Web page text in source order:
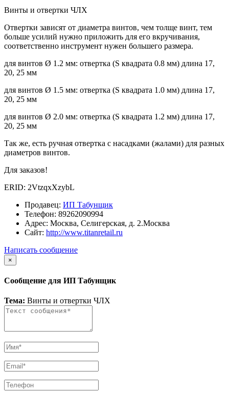
Винты и отвертки ЧЛХ
Отвертки зависят от диаметра винтов, чем толще винт, тем
больше усилий нужно приложить для его вкручивания,
соответственно инструмент нужен большего размера.
для винтов Ø 1.2 мм: отвертка (S квадрата 0.8 мм) длина 17,
20, 25 мм
для винтов Ø 1.5 мм: отвертка (S квадрата 1.0 мм) длина 17,
20, 25 мм
для винтов Ø 2.0 мм: отвертка (S квадрата 1.2 мм) длина 17,
20, 25 мм
Так же, есть ручная отвертка с насадками (жалами) для разных
диаметров винтов.
Для заказов!
ERID: 2VtzqxXzybL
Продавец: ИП Табунщик
Телефон: 89262090994
Адрес: Москва, Селигерская, д. 2.Москва
Сайт: http://www.titanretail.ru
Написать сообщение
×
Сообщение для ИП Табунщик
Тема: Винты и отвертки ЧЛХ